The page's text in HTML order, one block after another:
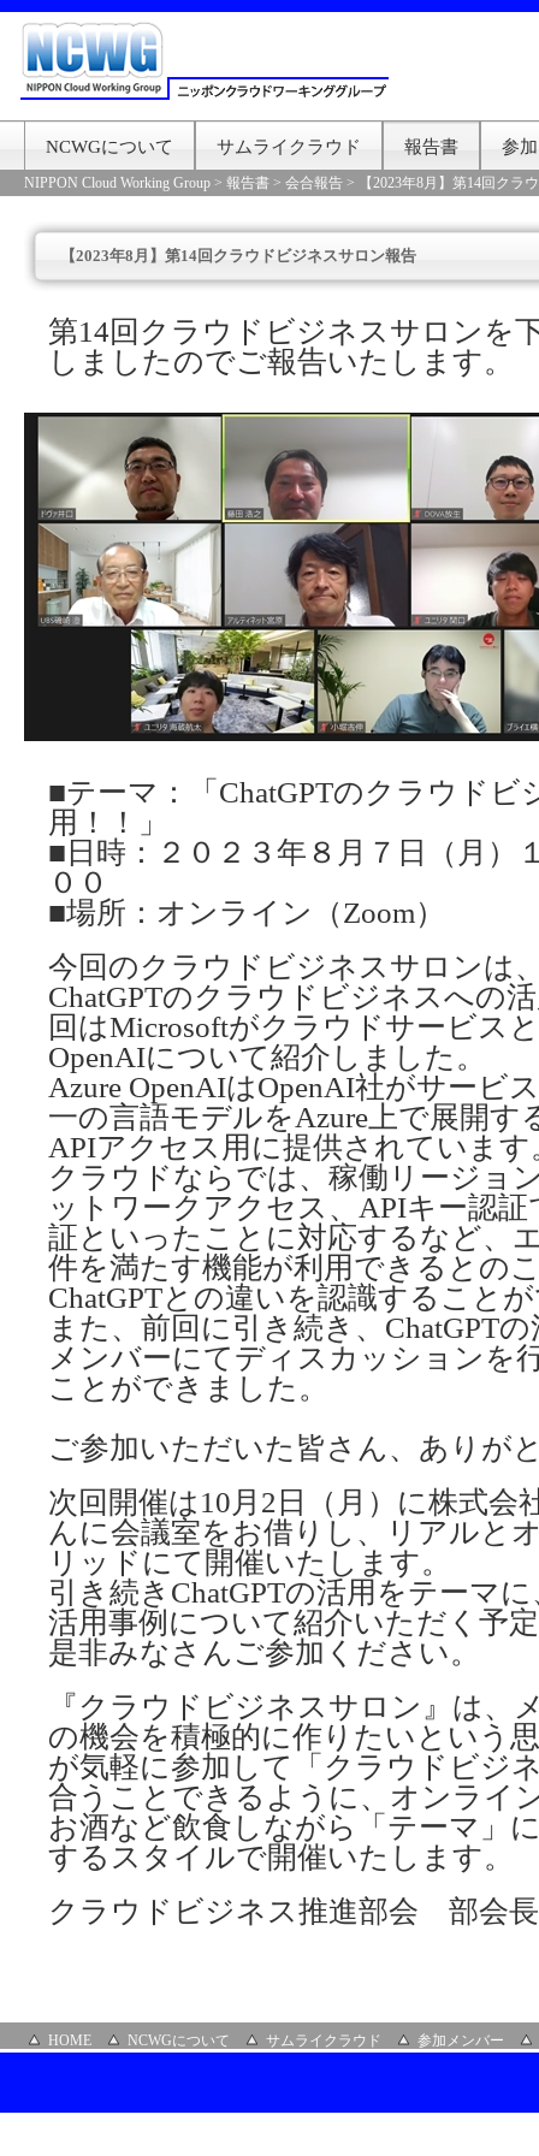
NCWGについて サムライクラウド 報告書 参
NIPPON Cloud Working Group > 報告書 > 会合報告 > 【2023年8月】第14回クラ
【2023年8月】第14回クラウドビジネスサロン報告
第14回クラウドビジネスサロンを
しましたのでご報告いたします。
■テーマ：「ChatGPTのクラウドビ
用！！」
■日時：２０２３年８月７日（月）
００
■場所：オンライン（Zoom）
今回のクラウドビジネスサロンは
ChatGPTのクラウドビジネスへの
回はMicrosoftがクラウドサービス
OpenAIについて紹介しました。
Azure OpenAIはOpenAI社がサービ
一の言語モデルをAzure上で展開す
APIアクセス用に提供されています
クラウドならでは、稼働リージョ
ットワークアクセス、APIキー認証
証といったことに対応するなど、
件を満たす機能が利用できるとの
ChatGPTとの違いを認識すること
また、前回に引き続き、ChatGPT
メンバーにてディスカッションを
ことができました。
ご参加いただいた皆さん、ありが
次回開催は10月2日（月）に株式会
んに会議室をお借りし、リアルと
リッドにて開催いたします。
引き続きChatGPTの活用をテーマ
活用事例について紹介いただく予
是非みなさんご参加ください。
『クラウドビジネスサロン』は、
の機会を積極的に作りたいという
が気軽に参加して「クラウドビジ
合うことできるように、オンライ
お酒など飲食しながら「テーマ」
するスタイルで開催いたします。
クラウドビジネス推進部会 部
HOME NCWGについて サムライクラウド 参加メンバー